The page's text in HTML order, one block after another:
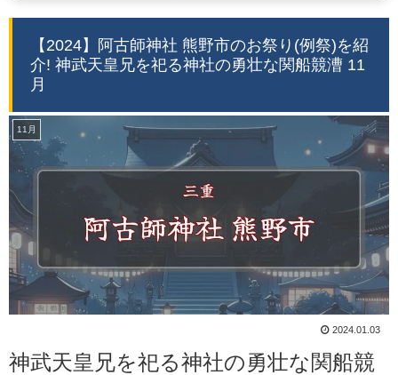
【2024】阿古師神社 熊野市のお祭り(例祭)を紹
介! 神武天皇兄を祀る神社の勇壮な関船競漕 11
月
11月
2024.01.03
神武天皇兄を祀る神社の勇壮な関船競